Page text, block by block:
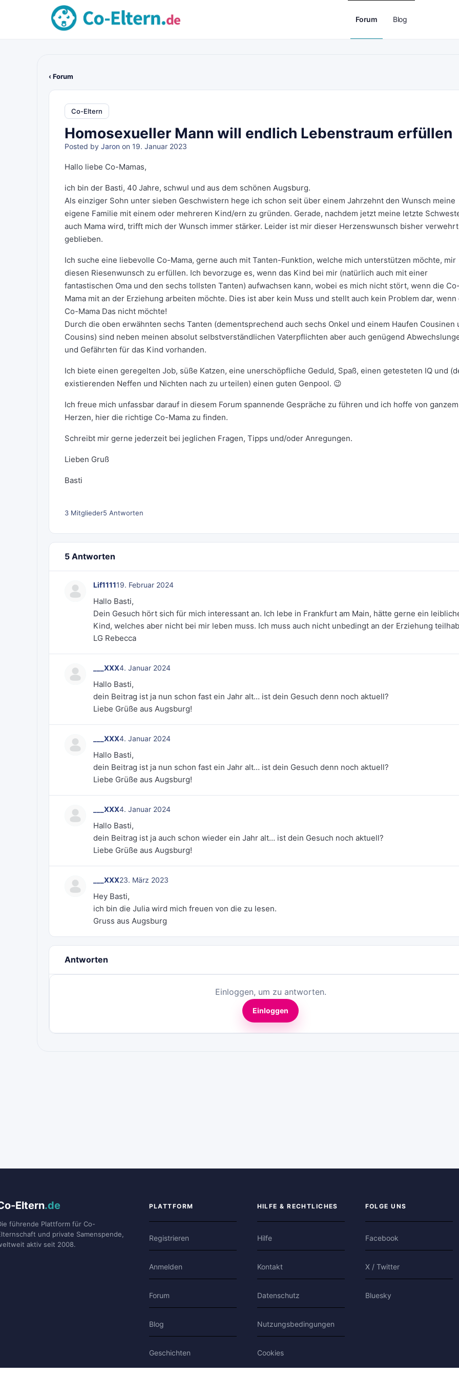
Forum Blog
‹ Forum
Co-Eltern
Homosexueller Mann will endlich Lebenstraum erfüllen
Posted by Jaron on 19. Januar 2023
Hallo liebe Co-Mamas,
ich bin der Basti, 40 Jahre, schwul und aus dem schönen Augsburg.
Als einziger Sohn unter sieben Geschwistern hege ich schon seit über einem Jahrzehnt den Wunsch meine
eigene Familie mit einem oder mehreren Kind/ern zu gründen. Gerade, nachdem jetzt meine letzte
auch Mama wird, trifft mich der Wunsch immer stärker. Leider ist mir dieser Herzenswunsch bisher verwehrt
geblieben.
Ich suche eine liebevolle Co-Mama, gerne auch mit Tanten-Funktion, welche mich unterstützen möchte, mir
diesen Riesenwunsch zu erfüllen. Ich bevorzuge es, wenn das Kind bei mir (natürlich auch mit einer
fantastischen Oma und den sechs tollsten Tanten) aufwachsen kann, wobei es mich nicht stört, wenn die Co-
Mama mit an der Erziehung arbeiten möchte. Dies ist aber kein Muss und stellt auch kein Problem dar, wenn
Co-Mama Das nicht möchte!
Durch die oben erwähnten sechs Tanten (dementsprechend auch sechs Onkel und einem Haufen Cousinen
Cousins) sind neben meinen absolut selbstverständlichen Vaterpflichten aber auch genügend
und Gefährten für das Kind vorhanden.
Ich biete einen geregelten Job, süße Katzen, eine unerschöpfliche Geduld, Spaß, einen getesteten IQ und
existierenden Neffen und Nichten nach zu urteilen) einen guten Genpool. 😉
Ich freue mich unfassbar darauf in diesem Forum spannende Gespräche zu führen und ich hoffe von ganzem
Herzen, hier die richtige Co-Mama zu finden.
Schreibt mir gerne jederzeit bei jeglichen Fragen, Tipps und/oder Anregungen.
Lieben Gruß
Basti
3 Mitglieder5 Antworten
5 Antworten
Lif111119. Februar 2024
Hallo Basti,
Dein Gesuch hört sich für mich interessant an. Ich lebe in Frankfurt am Main, hätte gerne ein
Kind, welches aber nicht bei mir leben muss. Ich muss auch nicht unbedingt an der Erziehung
LG Rebecca
___XXX4. Januar 2024
Hallo Basti,
dein Beitrag ist ja nun schon fast ein Jahr alt… ist dein Gesuch denn noch aktuell?
Liebe Grüße aus Augsburg!
___XXX4. Januar 2024
Hallo Basti,
dein Beitrag ist ja nun schon fast ein Jahr alt… ist dein Gesuch denn noch aktuell?
Liebe Grüße aus Augsburg!
___XXX4. Januar 2024
Hallo Basti,
dein Beitrag ist ja auch schon wieder ein Jahr alt… ist dein Gesuch noch aktuell?
Liebe Grüße aus Augsburg!
___XXX23. März 2023
Hey Basti,
ich bin die Julia wird mich freuen von die zu lesen.
Gruss aus Augsburg
Antworten
Einloggen, um zu antworten.
Einloggen
Eltern.de
führende Plattform für Co-
und private Samenspende,
aktiv seit 2008.
PLATTFORM
Registrieren
Anmelden
Forum
Blog
Geschichten
HILFE & RECHTLICHES
Hilfe
Kontakt
Datenschutz
Nutzungsbedingungen
Cookies
FOLGE UNS
Facebook
X / Twitter
Bluesky